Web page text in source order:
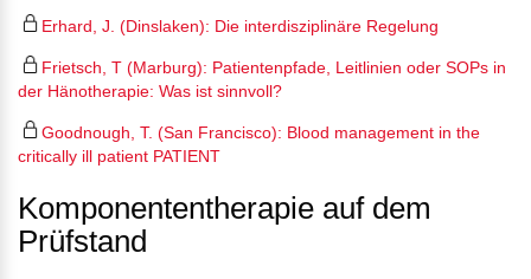
Erhard, J. (Dinslaken): Die interdisziplinäre Regelung
Frietsch, T (Marburg): Patientenpfade, Leitlinien oder SOPs in
der Hänotherapie: Was ist sinnvoll?
Goodnough, T. (San Francisco): Blood management in the
critically ill patient PATIENT
Komponententherapie auf dem
Prüfstand